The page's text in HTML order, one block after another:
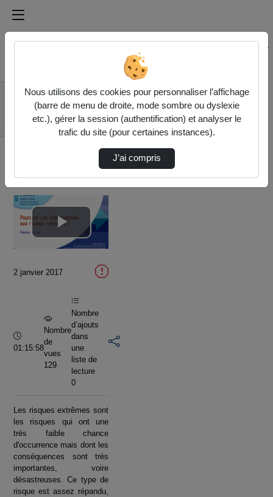
Médiathèque de l'université Paris
Rechercher un média sur Médiathèque de l'université
Accueil
Vidéos
Pourquoi une telle
aversion aux risques
Lire
la
vidéo
2 janvier 2017
Durée :
01:15:58
Nombre
de
vues
129
Nombre
d’ajouts
dans
une
liste de
lecture
0
Les risques extrêmes sont
les risques qui ont une
très faible chance
d'occurrence mais dont les
conséquences sont très
importantes, voire
désastreuses. Ce type de
risque est assez répandu,
Nous utilisons des cookies pour personnaliser l’affichage
(barre de menu de droite, mode sombre ou dyslexie
etc.), gérer la session (authentification) et analyser le
trafic du site (pour certaines instances).
J’ai compris